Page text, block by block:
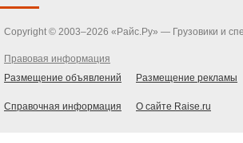
Copyright © 2003–2026 «Райс.Ру» — Грузовики и
Правовая информация
Размещение объявлений
Размещение рекламы
Справочная информация О сайте Raise.ru